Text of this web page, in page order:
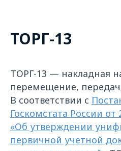
ТОРГ-13
ТОРГ-13 — накладная
перемещение,
В соответствии с
Госкомстата России от
«Об утверждении
первичной учетной